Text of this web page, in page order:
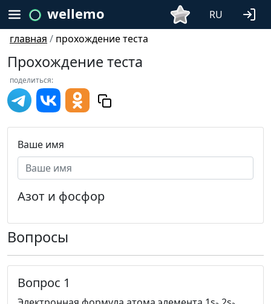
wellemo
RU
главная / прохождение теста
Прохождение теста
поделиться:
Ваше имя
Азот и фосфор
Вопросы
Вопрос 1